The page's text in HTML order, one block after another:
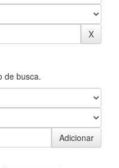
de busca.